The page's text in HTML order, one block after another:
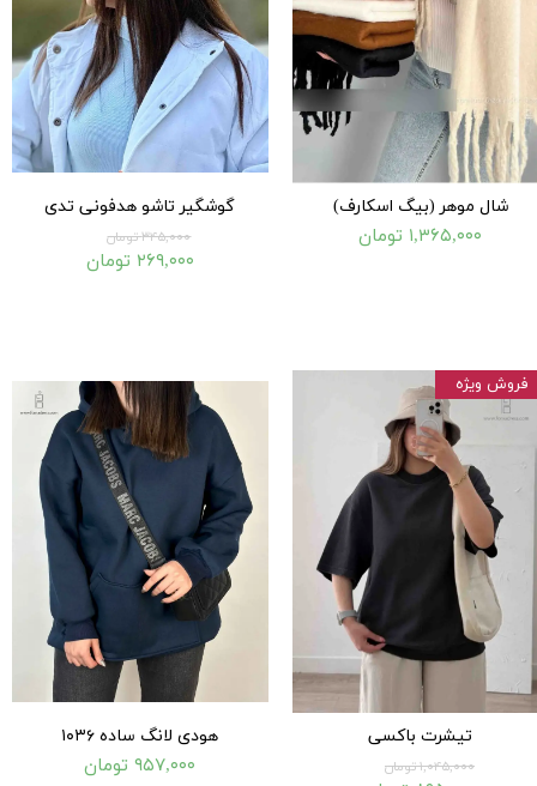
شال موهر (بیگ اسکارف)
۱,۳۶۵,۰۰۰ تومان
گوشگیر تاشو هدفونی تدی
۳۴۵,۰۰۰ تومان
۲۶۹,۰۰۰ تومان
تیشرت باکسی
۱,۰۴۵,۰۰۰ تومان
فروش ویژه
۱۵۰,۰۰۰ تومان
هودی لانگ ساده ۱۰۳۶
۹۵۷,۰۰۰ تومان